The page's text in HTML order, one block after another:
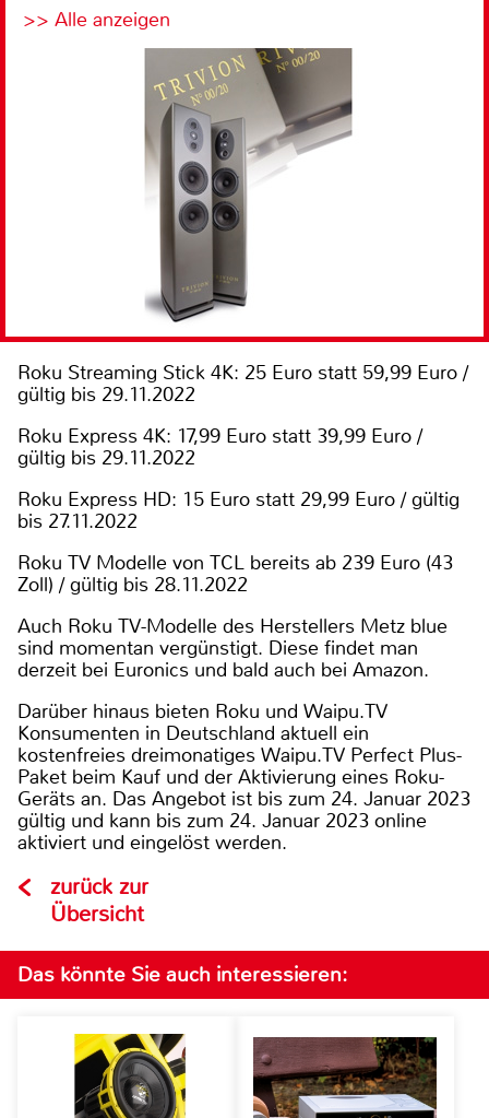
>> Alle anzeigen
Roku Streaming Stick 4K: 25 Euro statt 59,99 Euro /
gültig bis 29.11.2022
Roku Express 4K: 17,99 Euro statt 39,99 Euro /
gültig bis 29.11.2022
Roku Express HD: 15 Euro statt 29,99 Euro / gültig
bis 27.11.2022
Roku TV Modelle von TCL bereits ab 239 Euro (43
Zoll) / gültig bis 28.11.2022
Auch Roku TV-Modelle des Herstellers Metz blue
sind momentan vergünstigt. Diese findet man
derzeit bei Euronics und bald auch bei Amazon.
Darüber hinaus bieten Roku und Waipu.TV
Konsumenten in Deutschland aktuell ein
kostenfreies dreimonatiges Waipu.TV Perfect Plus-
Paket beim Kauf und der Aktivierung eines Roku-
Geräts an. Das Angebot ist bis zum 24. Januar 2023
gültig und kann bis zum 24. Januar 2023 online
aktiviert und eingelöst werden.
zurück zur
Übersicht
Das könnte Sie auch interessieren: